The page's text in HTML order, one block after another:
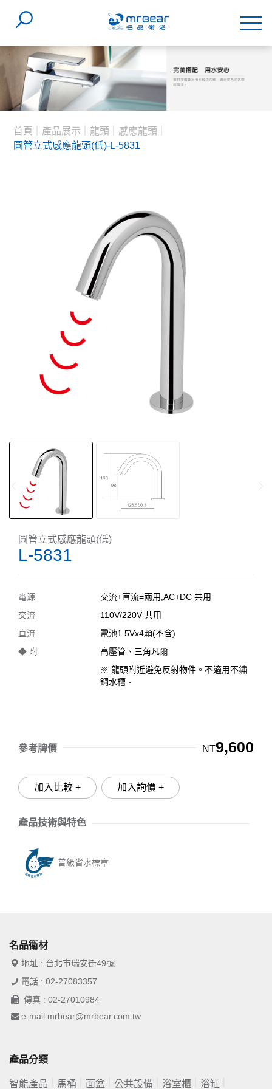
首頁 產品展示 龍頭
感應龍頭
圓管立式感應龍頭(低)-L-5831
圓管立式感應龍頭(低)
L-5831
電源
交流+直流=兩用,AC+DC 共用
交流
110V/220V 共用
直流
電池1.5Vx4顆(不含)
◆ 附
高壓管、三角凡爾
※ 龍頭附近避免反射物件。不適用不鏽
鋼水槽。
參考牌價 NT9,600
加入比較 + 加入詢價 +
產品技術與特色
普級省水標章
名品衛材
地址 : 台北市瑞安街49號
電話 : 02-27083357
傳真 : 02-27010984
e-mail:mrbear@mrbear.com.tw
產品分類
智能產品 馬桶 面盆 公共設備 浴室櫃 浴缸